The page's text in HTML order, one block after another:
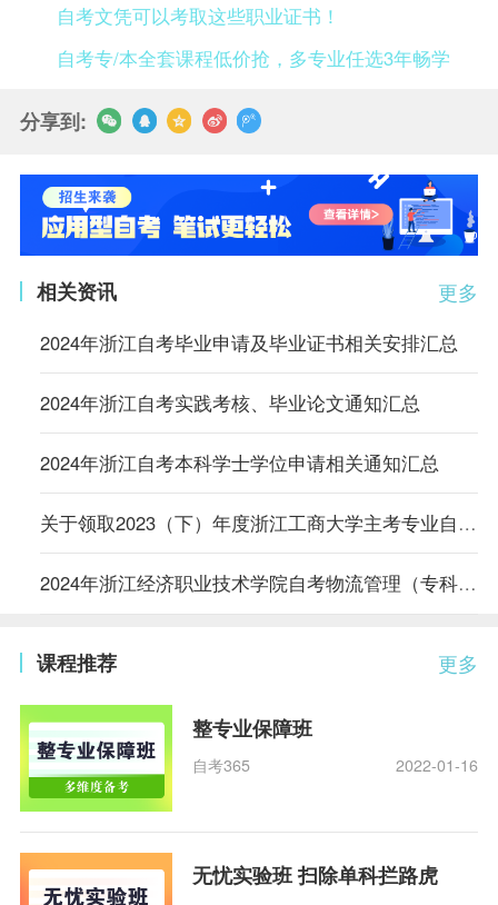
自考文凭可以考取这些职业证书！
自考专/本全套课程低价抢，多专业任选3年畅学
分享到:
更多
相关资讯
2024年浙江自考毕业申请及毕业证书相关安排汇总
2024年浙江自考实践考核、毕业论文通知汇总
2024年浙江自考本科学士学位申请相关通知汇总
关于领取2023（下）年度浙江工商大学主考专业自考学位证书的通知
2024年浙江经济职业技术学院自考物流管理（专科）专业实践环节考核通知
更多
课程推荐
整专业保障班
自考365 2022-01-16
无忧实验班 扫除单科拦路虎